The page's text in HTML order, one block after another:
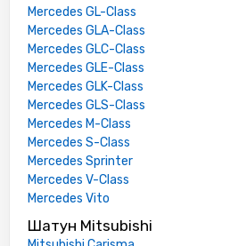
Mercedes GL-Class
Mercedes GLA-Class
Mercedes GLC-Class
Mercedes GLE-Class
Mercedes GLK-Class
Mercedes GLS-Class
Mercedes M-Class
Mercedes S-Class
Mercedes Sprinter
Mercedes V-Class
Mercedes Vito
Шатун Mitsubishi